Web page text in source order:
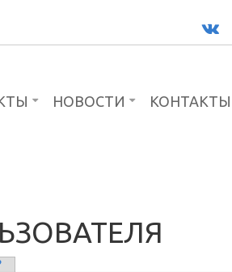
ВК
НОВОСТИ КОНТАКТЫ